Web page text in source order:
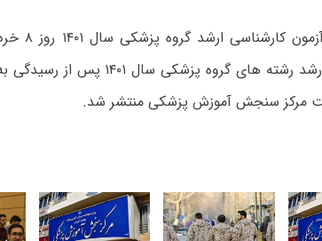
کلید
مرکز سنجش آموزش پزشکی منتشر شد.